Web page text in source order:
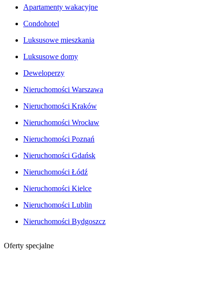
Apartamenty wakacyjne
Condohotel
Luksusowe mieszkania
Luksusowe domy
Deweloperzy
Nieruchomości Warszawa
Nieruchomości Kraków
Nieruchomości Wrocław
Nieruchomości Poznań
Nieruchomości Gdańsk
Nieruchomości Łódź
Nieruchomości Kielce
Nieruchomości Lublin
Nieruchomości Bydgoszcz
Oferty specjalne